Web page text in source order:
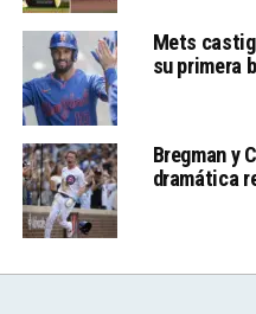
Mets
su primera
Bregman y
dramática